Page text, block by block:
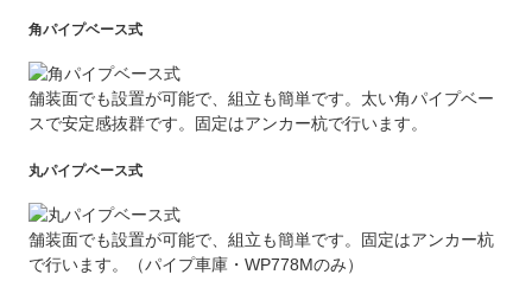
角パイプベース式
舗装面でも設置が可能で、組立も簡単です。太い角パイプベー
スで安定感抜群です。固定はアンカー杭で行います。
丸パイプベース式
舗装面でも設置が可能で、組立も簡単です。固定はアンカー杭
で行います。（パイプ車庫・WP778Mのみ）